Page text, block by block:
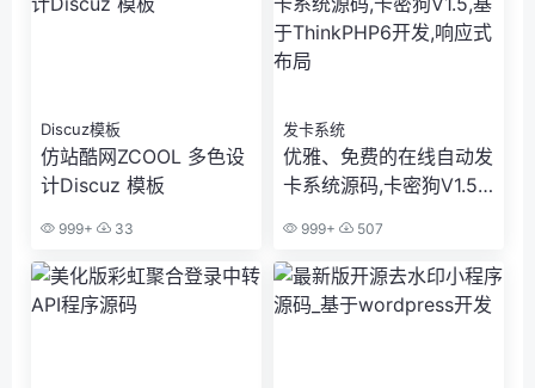
Discuz模板
仿站酷网ZCOOL 多色设
计Discuz 模板
999+ 33
发卡系统
优雅、免费的在线自动发
卡系统源码,卡密狗V1.5,
应式布局
999+ 507